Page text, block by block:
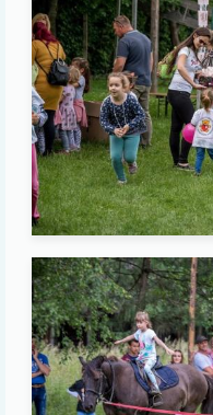
Image